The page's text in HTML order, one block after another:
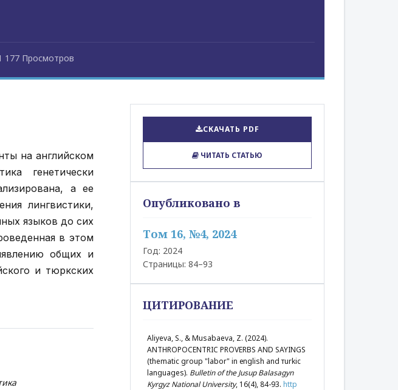
177 Просмотров
на английском
генетически
а ее
лингвистики,
языков до сих
в этом
общих и
и тюркских
СКАЧАТЬ PDF
ЧИТАТЬ СТАТЬЮ
Опубликовано в
Том 16, №4, 2024
Год: 2024
Страницы: 84–93
ЦИТИРОВАНИЕ
Aliyeva, S., & Musabaeva, Z. (2024).
ANTHROPOCENTRIC PROVERBS AND SAYINGS
(thematic group "labor" in еnglish and тurkic
languages). Bulletin of the Jusup Balasagyn
Kyrgyz National University, 16(4), 84-93. http